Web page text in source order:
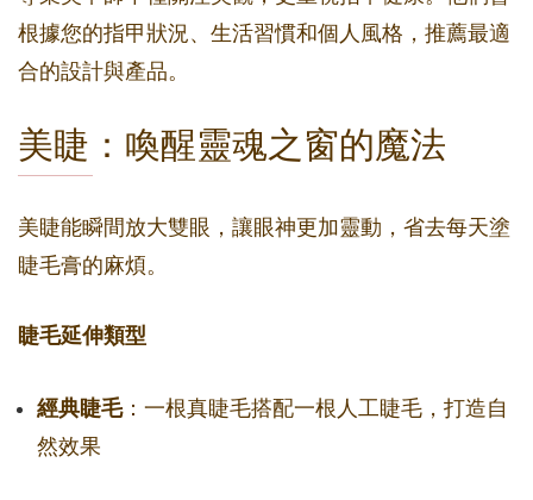
根據您的指甲狀況、生活習慣和個人風格，推薦最適
合的設計與產品。
美睫：喚醒靈魂之窗的魔法
美睫能瞬間放大雙眼，讓眼神更加靈動，省去每天塗
睫毛膏的麻煩。
睫毛延伸類型
經典睫毛：一根真睫毛搭配一根人工睫毛，打造自
然效果